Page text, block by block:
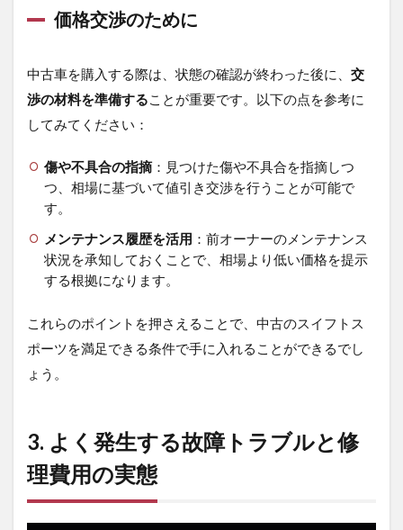
術
5.1
重要
入タ
イミ
ング
値引
き交
渉の
5.2.1
1. 事前
2. 状態
と履歴
の確認
価格交渉のために
中古車を購入する際は、状態の確認が終わった後に、 交
渉の材料を準備することが重要です。以下の点を参考に
してみてください：
傷や不具合の指摘：見つけた傷や不具合を指摘しつ
つ、相場に基づいて値引き交渉を行うことが可能で
す。
メンテナンス履歴を活用 ：前オーナーのメンテナンス
状況を承知しておくことで、相場より低い価格を提示
する根拠になります。
これらのポイントを押さえることで、中古のスイフトス
ポーツを満足できる条件で手に入れることができるでし
ょう。
3. よく発生する故障トラブルと修
理費用の実態